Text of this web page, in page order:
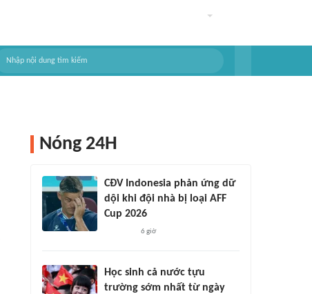
Nóng 24H
CĐV Indonesia phản ứng dữ
dội khi đội nhà bị loại AFF
Cup 2026
6 giờ
Học sinh cả nước tựu
trường sớm nhất từ ngày